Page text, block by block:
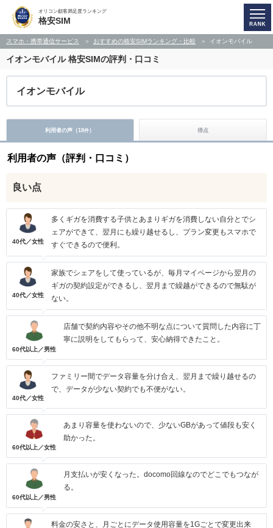
オリコン顧客満足度ランキング
格安SIM
スマホ・携帯通信サービス おすすめの格安SIMランキング・比較 イオンモバイル
イオンモバイル格安SIMの評判・口コミ
イオンモバイル
利用者の声（18件） 得点
利用者の声（評判・口コミ）
良い点
40代／女性
多くギガを消費する子供とあまりギガを消費しない自分とでシ
ェアができて、翌月にも繰り越せるし、プラン変更もスマホで
すぐできるので便利。
40代／女性
家族でシェアをして使っているが、毎月マイページから翌月の
ギガの契約設定ができるし、翌月まで繰越ができるので無駄が
ない。
60代以上／男性
店舗で契約内容やその他不明な点について質問した内容に丁
寧に説明をしてもらって、安心納得できたこと。
40代／女性
ファミリー間でデータ容量を分け合え、翌月まで繰り越せるの
で、データが少ない契約でも不便がない。
60代以上／女性
あまり容量を使わないので、少ないGBがあって値段も安く
助かった。
60代以上／男性
月支払いが安くなった。docomo回線なのでどこでもつなが
る。
料金の安さと、月ごとにデータ使用容量を1Gごとで変更出来